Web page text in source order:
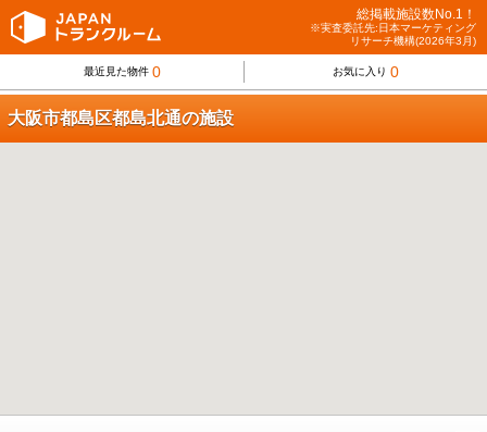
総掲載施設数No.1！
※実査委託先:日本マーケティング
リサーチ機構(2026年3月)
最近見た物件 0 お気に入り 0
大阪市都島区都島北通の施設